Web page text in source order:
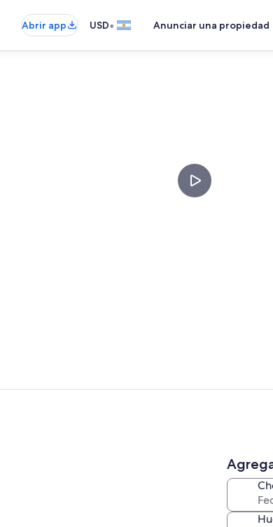
Abrir app USD• Anunciar una propiedad